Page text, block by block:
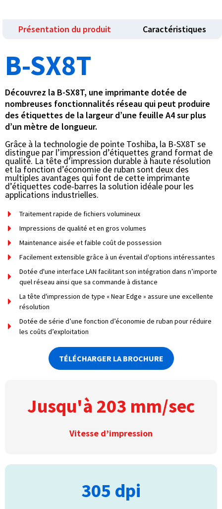
Présentation du produit Caractéristiques
B-SX8T
Découvrez la B-SX8T, une imprimante dotée de
nombreuses fonctionnalités réseau qui peut produire
des étiquettes de la largeur d’une feuille A4 sur plus
d’un mètre de longueur.
Grâce à la technologie de pointe Toshiba, la B-SX8T se
distingue par l’impression d’étiquettes grand format de
qualité. La tête d’impression durable à haute résolution
et la fonction d’économie de ruban sont deux des
multiples avantages qui font de cette imprimante
d’étiquettes code-barres la solution idéale pour les
applications industrielles.​
Traitement rapide de fichiers volumineux
Impressions de qualité et en gros volumes
Maintenance aisée et faible coût de possession
Facilement extensible grâce à un éventail d'options intéressantes
Dotée d'une interface LAN facilitant son intégration dans n’importe
quel réseau ainsi que sa commande à distance
La tête d'impression de type « Near Edge » assure une excellente
résolution
Dotée de série d’une fonction d’économie de ruban pour réduire
les coûts d’exploitation
TÉLÉCHARGER LA BROCHURE
Jusqu'à 203 mm/sec
Vitesse d’impression
305 dpi